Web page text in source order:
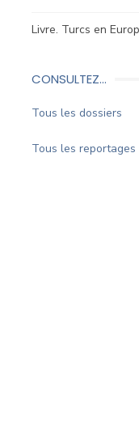
Livre. Turcs en
CONSULTEZ…
Tous les dossiers
Tous les reportages